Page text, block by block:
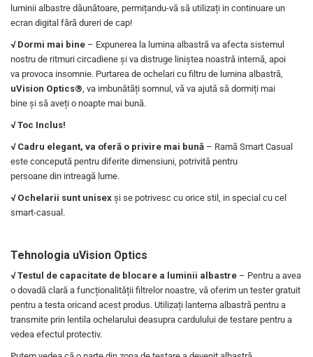
luminii albastre dăunătoare, permițandu-vă să utilizați in continuare un
ecran digital fără dureri de cap!
√ Dormi mai bine – Expunerea la lumina albastră va afecta sistemul
nostru de ritmuri circadiene și va distruge liniștea noastră internă, apoi
va provoca insomnie. Purtarea de ochelari cu filtru de lumina albastră,
uVision Optics®, va imbunătăți somnul, vă va ajută să dormiți mai
bine și să aveți o noapte mai bună.
√ Toc Inclus!
√ Cadru elegant, va oferă o privire mai bună – Ramă Smart Casual
este concepută pentru diferite dimensiuni, potrivită pentru
persoane din intreagă lume.
√ Ochelarii sunt unisex și se potrivesc cu orice stil, in special cu cel
smart-casual.
Tehnologia uVision Optics
√ Testul de capacitate de blocare a luminii albastre – Pentru a avea
o dovadă clară a funcționalității filtrelor noastre, vă oferim un tester gratuit
pentru a testa oricand acest produs. Utilizați lanterna albastră pentru a
transmite prin lentila ochelarului deasupra cardulului de testare pentru a
vedea efectul protectiv.